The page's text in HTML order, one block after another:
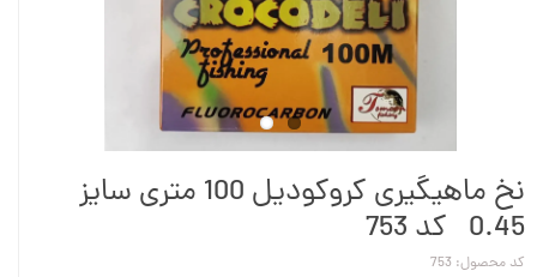
نخ ماهیگیری کروکودیل 100 متری سایز
0.45 کد 753
کد محصول: 753